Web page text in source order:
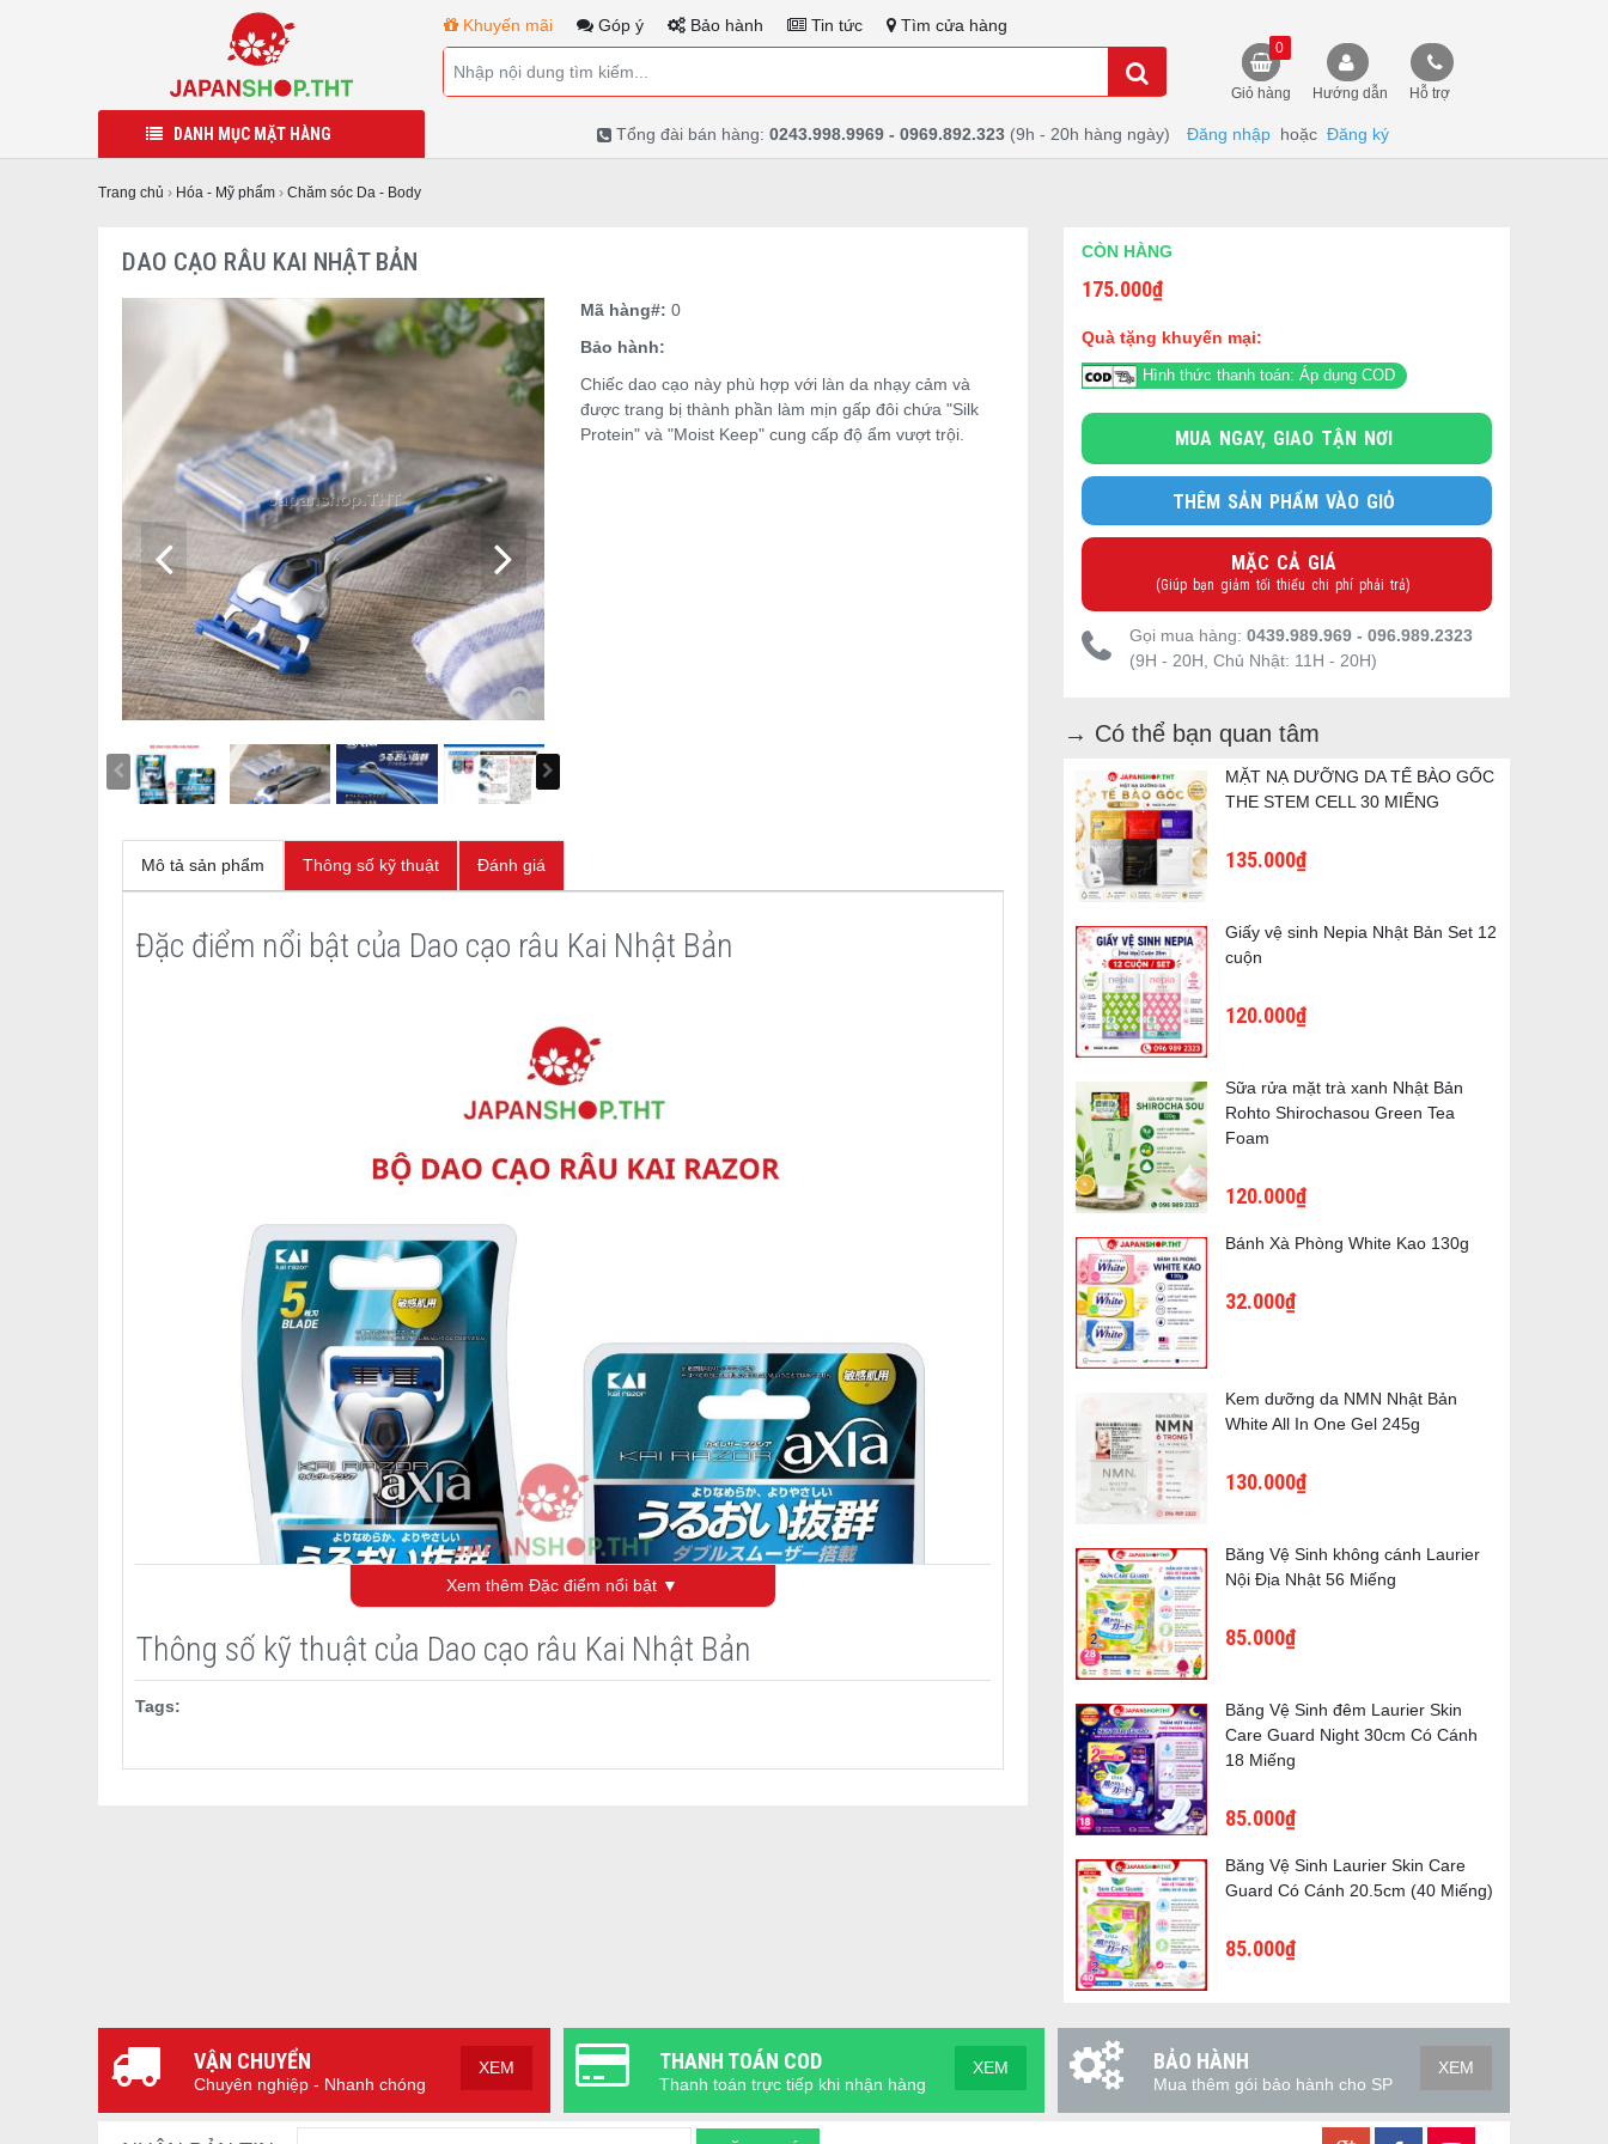
Khuyến mãi Góp ý Bảo hành Tin tức Tìm cửa hàng
Giỏ hàng
0
Hướng dẫn Hỗ trợ
DANH MỤC MẶT HÀNG Tổng đài bán hàng:0243.998.9969 - 0969.892.323 (9h - 20h hàng ngày) Đăng nhập hoặc Đăng ký
Trang chủ › Hóa - Mỹ phẩm › Chăm sóc Da - Body
DAO CẠO RÂU KAI NHẬT BẢN
Mã hàng#:0
Bảo hành:
Chiếc dao cạo này phù hợp với làn da nhạy cảm và
được trang bị thành phần làm mịn gấp đôi chứa "Silk
Protein" và "Moist Keep" cung cấp độ ẩm vượt trội.
Mô tả sản phẩm Thông số kỹ thuật Đánh giá
Đặc điểm nổi bật của Dao cạo râu Kai Nhật Bản
Xem thêm Đặc điểm nổi bật ▼
Thông số kỹ thuật của Dao cạo râu Kai Nhật Bản
Tags:
CÒN HÀNG
175.000₫
Quà tặng khuyến mại:
Hình thức thanh toán: Áp dụng COD
MUA NGAY, GIAO TẬN NƠI
THÊM SẢN PHẨM VÀO GIỎ
MẶC CẢ GIÁ
(Giúp bạn giảm tối thiểu chi phí phải trả)
Gọi mua hàng: 0439.989.969 - 096.989.2323
(9H - 20H, Chủ Nhật: 11H - 20H)
→ Có thể bạn quan tâm
MẶT NẠ DƯỠNG DA TẾ BÀO GỐC
THE STEM CELL 30 MIẾNG
135.000₫
Giấy vệ sinh Nepia Nhật Bản Set 12
cuộn
120.000₫
Sữa rửa mặt trà xanh Nhật Bản
Rohto Shirochasou Green Tea
Foam
120.000₫
Bánh Xà Phòng White Kao 130g
32.000₫
Kem dưỡng da NMN Nhật Bản
White All In One Gel 245g
130.000₫
Băng Vệ Sinh không cánh Laurier
Nội Địa Nhật 56 Miếng
85.000₫
Băng Vệ Sinh đêm Laurier Skin
Care Guard Night 30cm Có Cánh
18 Miếng
85.000₫
Băng Vệ Sinh Laurier Skin Care
Guard Có Cánh 20.5cm (40 Miếng)
85.000₫
VẬN CHUYỂN
Chuyên nghiệp - Nhanh chóng
XEM THANH TOÁN COD
Thanh toán trực tiếp khi nhận hàng
XEM BẢO HÀNH
Mua thêm gói bảo hành cho SP
XEM